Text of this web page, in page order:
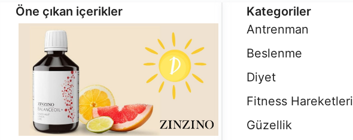
Öne çıkan içerikler
Kategoriler
Antrenman
Beslenme
Diyet
Fitness Hareketleri
Güzellik